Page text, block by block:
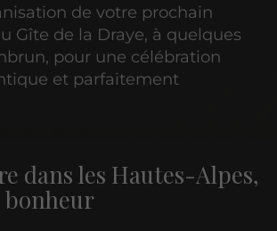
de votre prochain
Gîte de la Draye, à quelques
pour une célébration
et parfaitement
dans les Hautes-Alpes,
bonheur